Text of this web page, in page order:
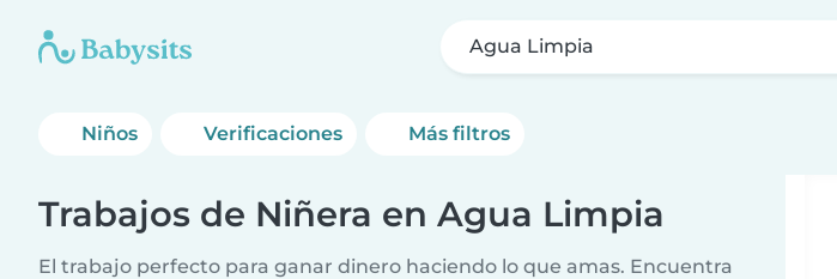
Agua Limpia
Niños Verificaciones Más filtros
Trabajos de Niñera en Agua Limpia
El trabajo perfecto para ganar dinero haciendo lo que amas. Encuentra